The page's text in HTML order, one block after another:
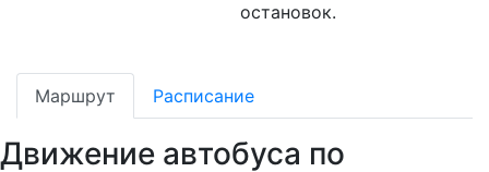
остановок.
Маршрут Расписание
Движение автобуса по